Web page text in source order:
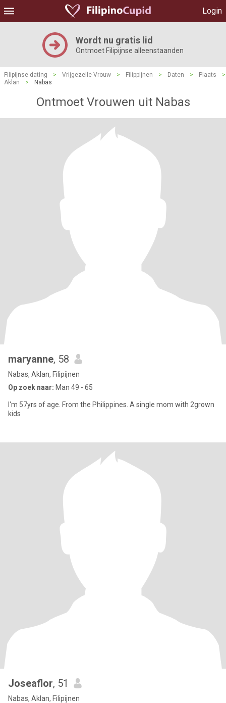
Login
Wordt nu gratis lid
Ontmoet Filipijnse alleenstaanden
Filipijnse dating > Vrijgezelle Vrouw > Filippijnen > Daten > Plaats
>
Aklan
> Nabas
Ontmoet Vrouwen uit Nabas
maryanne, 58
Nabas, Aklan, Filipijnen
Op zoek naar: Man 49 - 65
I'm 57yrs of age. From the Philippines. A single mom with 2grown
kids
Joseaflor, 51
Nabas, Aklan, Filipijnen